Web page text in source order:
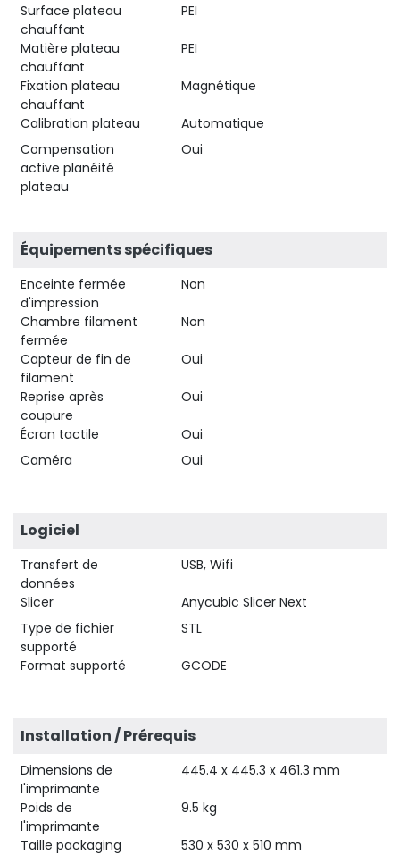
Surface plateau
chauffant
PEI
Matière plateau
chauffant
PEI
Fixation plateau
chauffant
Magnétique
Calibration plateau
Automatique
Compensation
active planéité
plateau
Oui
Équipements spécifiques
Enceinte fermée
d'impression
Non
Chambre filament
fermée
Non
Capteur de fin de
filament
Oui
Reprise après
coupure
Oui
Écran tactile
Oui
Caméra
Oui
Logiciel
Transfert de
données
USB, Wifi
Slicer
Anycubic Slicer Next
Type de fichier
supporté
STL
Format supporté GCODE
Installation / Prérequis
Dimensions de
l'imprimante
445.4 x 445.3 x 461.3 mm
Poids de
l'imprimante
9.5 kg
Taille packaging
530 x 530 x 510 mm